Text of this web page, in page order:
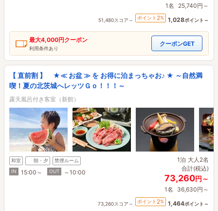
1名 25,740円～
51,480スコア～ ポイント 2% 1,028ポイント～
最大4,000円クーポン
利用条件あり
クーポンGET
【 直前割 】 ★≪ お盆 ≫ を お得に泊まっちゃお♪ ★ ～自然満
喫！夏の北茨城へレッツＧｏ！！！～
露天風呂付き客室（新館）
和室 朝・夕
禁煙ルーム
IN
15:00～ OUT ～10:00
1泊 大人2名
合計(税込)
73,260円～
1名 36,630円～
73,260スコア～ ポイント 2% 1,464ポイント～